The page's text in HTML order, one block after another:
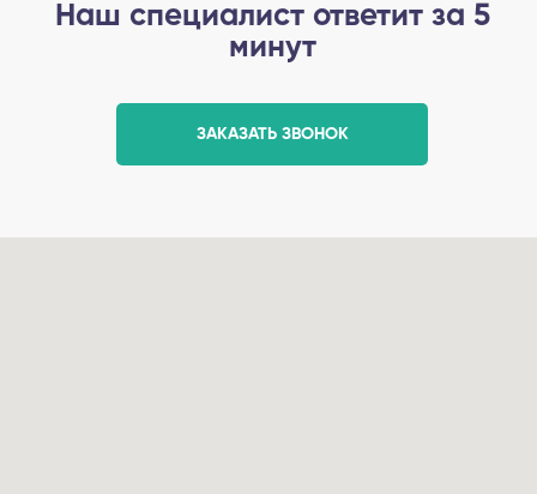
Наш специалист ответит за 5
минут
ЗАКАЗАТЬ ЗВОНОК